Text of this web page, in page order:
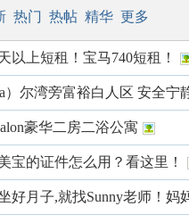
热门 热帖 精华 更多
以上短租！宝马740短租！
）尔湾旁富裕白人区 安全宁
豪华二房二浴公寓
宝的证件怎么用？看这里！
好月子,就找Sunny老师！